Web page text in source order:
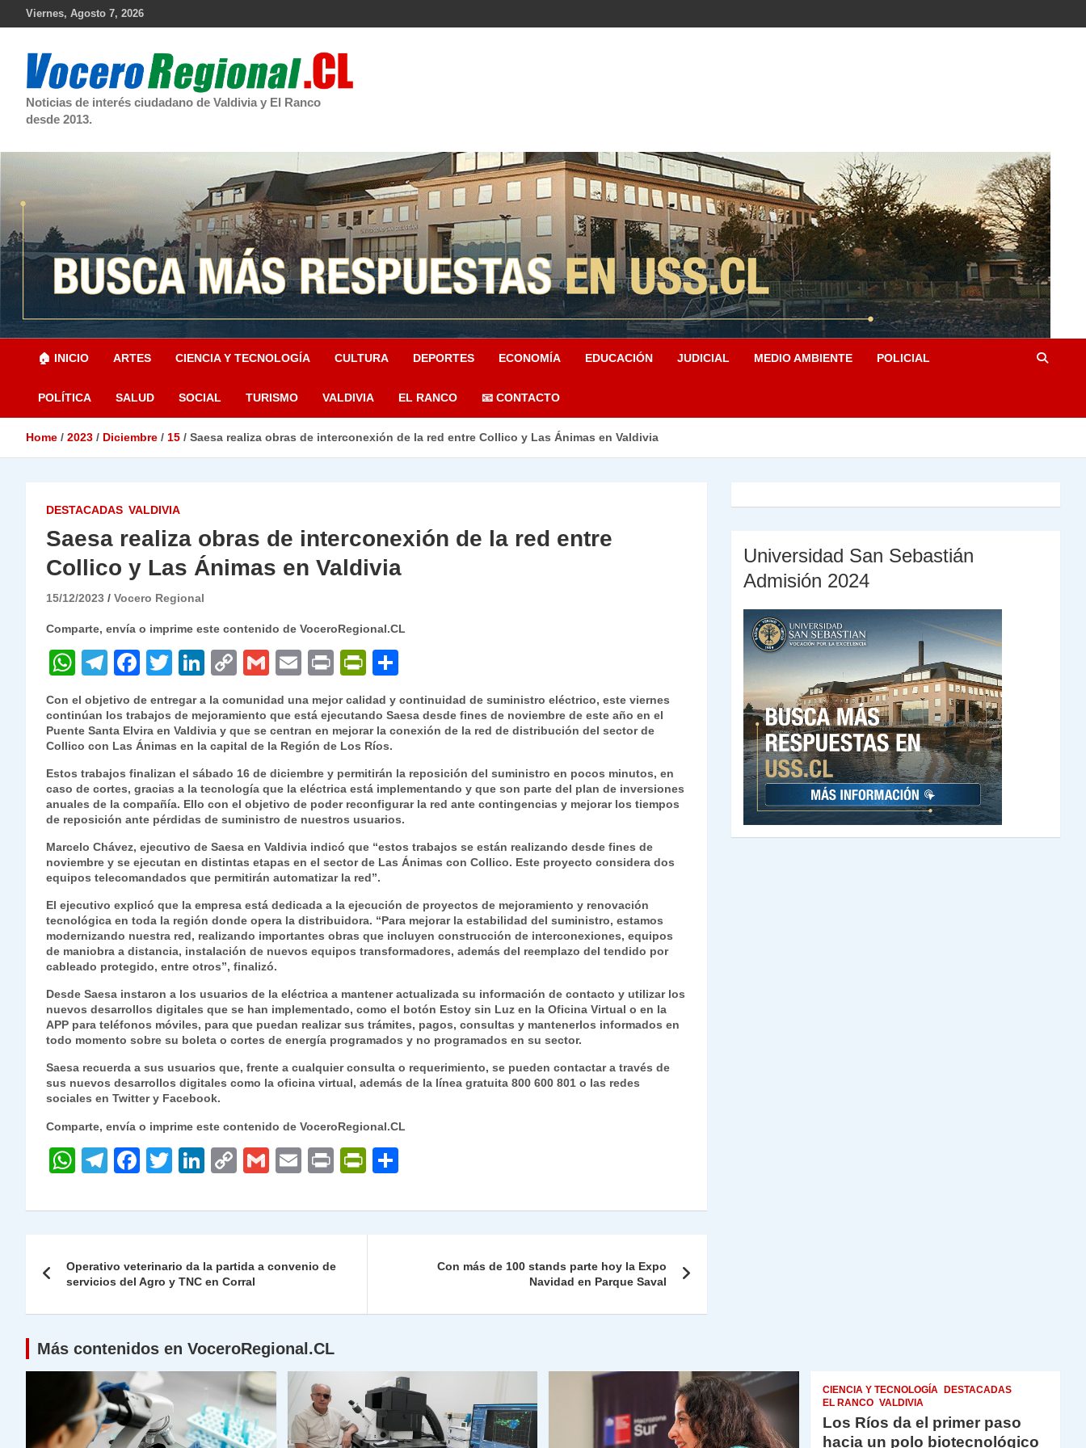
Viernes, Agosto 7, 2026
Noticias de interés ciudadano de Valdivia y El Ranco
desde 2013.
🏠 INICIO ARTES CIENCIA Y TECNOLOGÍA CULTURA DEPORTES ECONOMÍA EDUCACIÓN JUDICIAL MEDIO AMBIENTE POLICIAL
POLÍTICA SALUD SOCIAL TURISMO VALDIVIA EL RANCO 📧 CONTACTO
Home 2023 Diciembre 15 Saesa realiza obras de interconexión de la red entre Collico y Las Ánimas en Valdivia
DESTACADAS VALDIVIA
Saesa realiza obras de interconexión de la red entre
Collico y Las Ánimas en Valdivia
15/12/2023 Vocero Regional
Comparte, envía o imprime este contenido de VoceroRegional.CL
W
h
at
s
A
p
p
T
el
e
gr
a
m
F
c
e
b
o
o
k
T
itt
er
Li
n
k
e
dI
n
C
p
y
Li
n
k
G
m
ai
l
E
ai
l
P
nt
P
ri
nt
Fr
ie
n
dl
y
m
p
ar
tir
Con el objetivo de entregar a la comunidad una mejor calidad y continuidad de suministro eléctrico, este viernes
continúan los trabajos de mejoramiento que está ejecutando Saesa desde fines de noviembre de este año en el
Puente Santa Elvira en Valdivia y que se centran en mejorar la conexión de la red de distribución del sector de
Collico con Las Ánimas en la capital de la Región de Los Ríos.
Estos trabajos finalizan el sábado 16 de diciembre y permitirán la reposición del suministro en pocos minutos, en
caso de cortes, gracias a la tecnología que la eléctrica está implementando y que son parte del plan de inversiones
anuales de la compañía. Ello con el objetivo de poder reconfigurar la red ante contingencias y mejorar los tiempos
de reposición ante pérdidas de suministro de nuestros usuarios.
Marcelo Chávez, ejecutivo de Saesa en Valdivia indicó que “estos trabajos se están realizando desde fines de
noviembre y se ejecutan en distintas etapas en el sector de Las Ánimas con Collico. Este proyecto considera dos
equipos telecomandados que permitirán automatizar la red”.
El ejecutivo explicó que la empresa está dedicada a la ejecución de proyectos de mejoramiento y renovación
tecnológica en toda la región donde opera la distribuidora. “Para mejorar la estabilidad del suministro, estamos
modernizando nuestra red, realizando importantes obras que incluyen construcción de interconexiones, equipos
de maniobra a distancia, instalación de nuevos equipos transformadores, además del reemplazo del tendido por
cableado protegido, entre otros”, finalizó.
Desde Saesa instaron a los usuarios de la eléctrica a mantener actualizada su información de contacto y utilizar los
nuevos desarrollos digitales que se han implementado, como el botón Estoy sin Luz en la Oficina Virtual o en la
APP para teléfonos móviles, para que puedan realizar sus trámites, pagos, consultas y mantenerlos informados en
todo momento sobre su boleta o cortes de energía programados y no programados en su sector.
Saesa recuerda a sus usuarios que, frente a cualquier consulta o requerimiento, se pueden contactar a través de
sus nuevos desarrollos digitales como la oficina virtual, además de la línea gratuita 800 600 801 o las redes
sociales en Twitter y Facebook.
Comparte, envía o imprime este contenido de VoceroRegional.CL
W
at
A
p
p
T
e
a
m
F
c
b
o
o
k
T
itt
Li
k
dI
n
C
p
Li
n
k
G
ai
E
ai
P
nt
P
nt
dl
m
de
entradas
Operativo veterinario da la partida a convenio de
servicios del Agro y TNC en Corral
Con más de 100 stands parte hoy la Expo
Navidad en Parque Saval
Universidad San Sebastián
Admisión 2024
Más contenidos en VoceroRegional.CL
CIENCIA Y TECNOLOGÍA
DESTACADAS
EL RANCO VALDIVIA
Los Ríos da el primer paso
hacia un polo biotecnológico